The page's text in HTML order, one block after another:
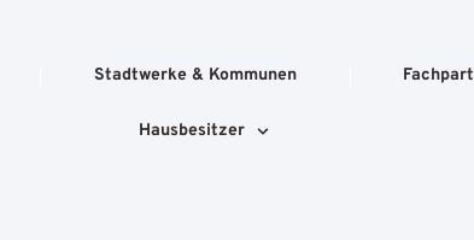
Stadtwerke & Kommunen
Hausbesitzer